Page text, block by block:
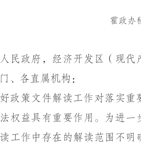
霍政办
民政府，经济开发区（现
、各直属机构：
政策文件解读工作对落实
权益具有重要作用。为进
工作中存在的解读范围不